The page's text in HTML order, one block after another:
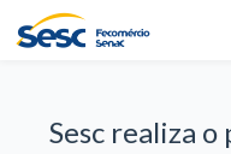
Sesc realiza